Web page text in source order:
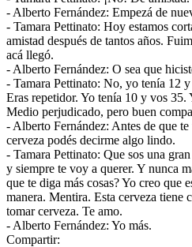
- Alberto Fernández: Empezá de
- Tamara Pettinato: Hoy estamos
amistad después de tantos años.
acá llegó.
- Alberto Fernández: O sea que
- Tamara Pettinato: No, yo tenía 12
Eras repetidor. Yo tenía 10 y vos 35.
Medio perjudicado, pero buen
- Alberto Fernández: Antes de que
cerveza podés decirme algo lindo.
- Tamara Pettinato: Que sos una
y siempre te voy a querer. Y nunca
que te diga más cosas? Yo creo que
manera. Mentira. Esta cerveza tiene
tomar cerveza. Te amo.
- Alberto Fernández: Yo más.
Compartir: